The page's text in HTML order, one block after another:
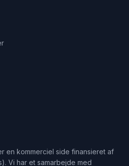
en kommerciel side finansieret af
Vi har et samarbejde med